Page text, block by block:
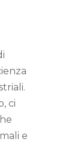
ci
e